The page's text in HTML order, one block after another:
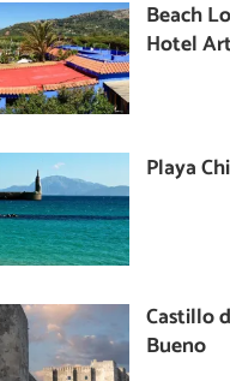
Beach
Hotel
Playa
Castillo
Bueno